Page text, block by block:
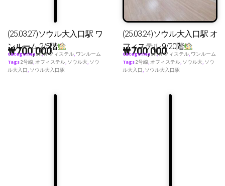
(25.03.27)ソウル大入口駅 ワ
ンルーム 2/5階
₩700,000
Categoriesall,オフィステル, ワンルーム
Tags2号線, オフィステル, ソウル大, ソウ
ル大入口, ソウル大入口駅
(25.03.24)ソウル大入口駅 オ
フィステル 9/20階
₩700,000
Categoriesall,オフィステル, ワンルーム
Tags2号線, オフィステル, ソウル大, ソウ
ル大入口, ソウル大入口駅